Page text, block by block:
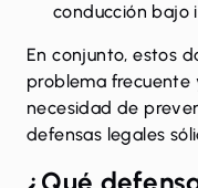
conducción bajo
En conjunto, estos
problema frecuente
necesidad de
defensas legales